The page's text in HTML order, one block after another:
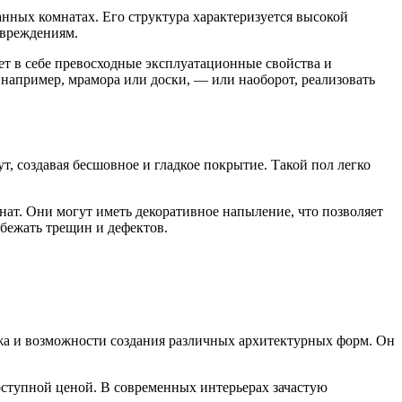
комнатах. Его структура характеризуется высокой
в себе превосходные эксплуатационные свойства и
мрамора или доски, — или наоборот, реализовать
создавая бесшовное и гладкое покрытие. Такой пол легко
Они могут иметь декоративное напыление, что позволяет
трещин и дефектов.
и возможности создания различных архитектурных форм. Он
ценой. В современных интерьерах зачастую